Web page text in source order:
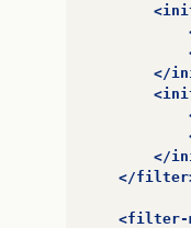
</
</
</
<filter-